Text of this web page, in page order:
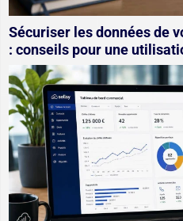
Sécuriser les données de
: conseils pour une